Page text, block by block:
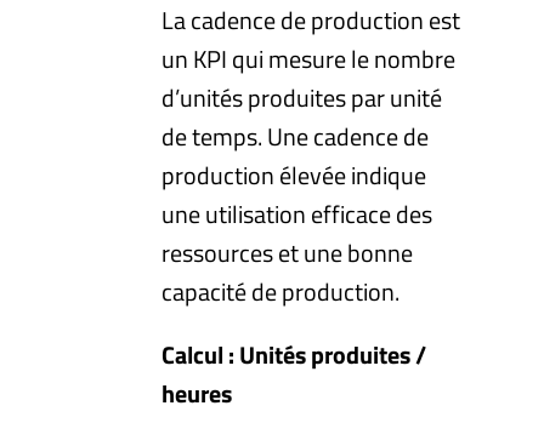
La cadence de production est
un KPI qui mesure le nombre
d’unités produites par unité
de temps. Une cadence de
production élevée indique
une utilisation efficace des
ressources et une bonne
capacité de production.
Calcul : Unités produites /
heures